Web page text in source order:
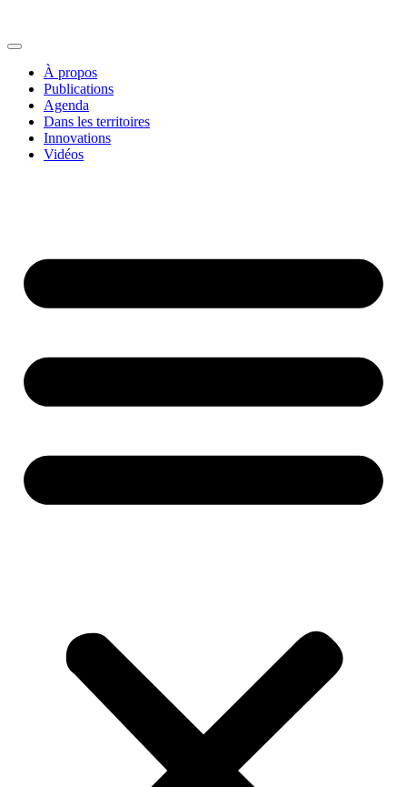
À propos
Publications
Agenda
Dans les territoires
Innovations
Vidéos